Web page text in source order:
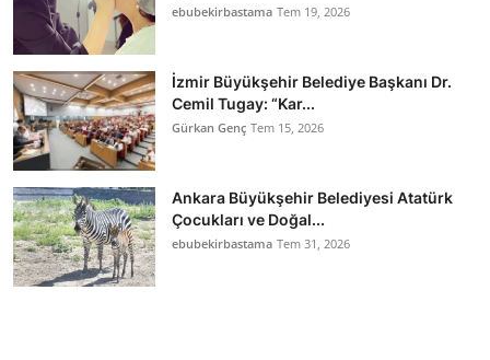
ebubekirbastama Tem 19, 2026
İzmir Büyükşehir Belediye Başkanı Dr.
Cemil Tugay: “Kar...
Gürkan Genç Tem 15, 2026
Ankara Büyükşehir Belediyesi Atatürk
Çocukları ve Doğal...
ebubekirbastama Tem 31, 2026